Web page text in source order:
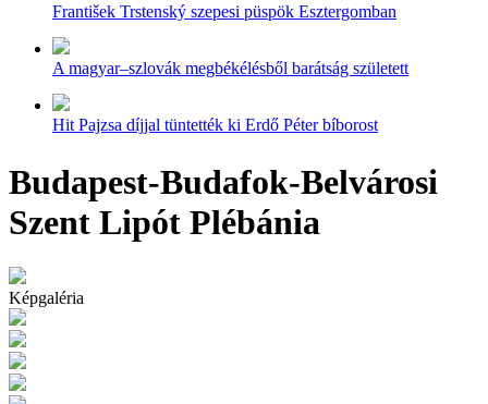
František Trstenský szepesi püspök Esztergomban
A magyar–szlovák megbékélésből barátság született
Hit Pajzsa díjjal tüntették ki Erdő Péter bíborost
Budapest-Budafok-Belvárosi
Szent Lipót Plébánia
Képgaléria